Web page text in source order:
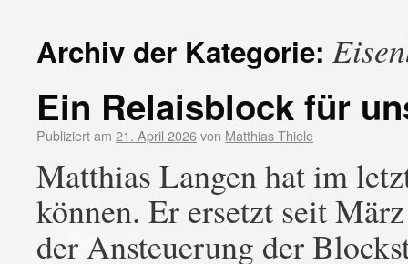
Archiv der Kategorie:
Ein Relaisblock für
Publiziert am 21. April 2026von Matthias Thiele
Matthias Langen hat im
können. Er ersetzt seit
der Ansteuerung der